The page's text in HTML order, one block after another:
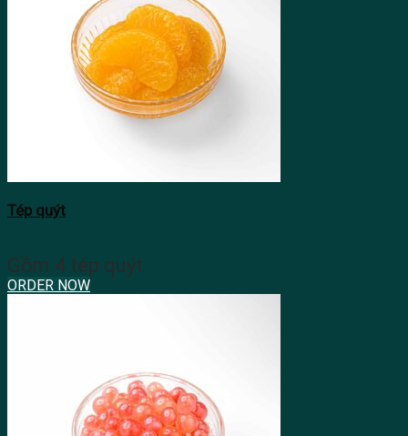
Tép quýt
Gồm 4 tép quýt
ORDER NOW